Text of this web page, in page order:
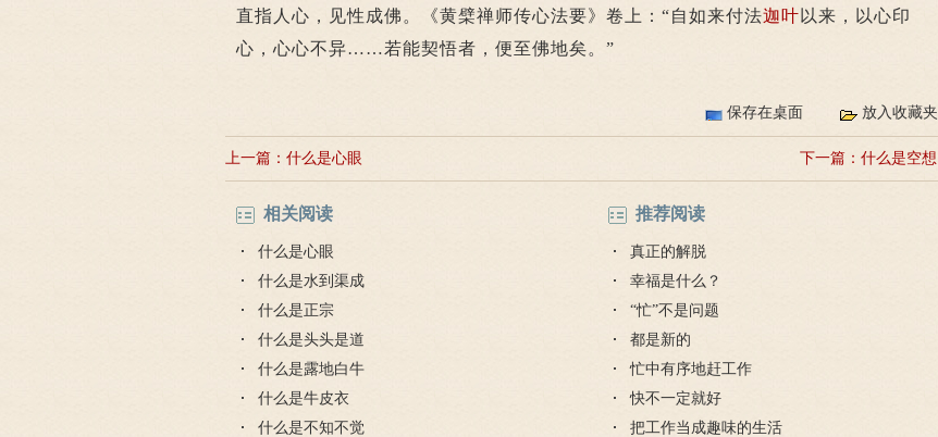
直指人心，见性成佛。《黄檗禅师传心法要》卷上：“自如来付法迦叶 以来，以心印
心，心心不异……若能契悟者，便至佛地矣。”
保存在桌面 放入收藏夹
上一篇： 什么是心眼 下一篇： 什么是空想
相关阅读
什么是心眼
什么是水到渠成
什么是正宗
什么是头头是道
什么是露地白牛
什么是牛皮衣
什么是不知不觉
推荐阅读
真正的解脱
幸福是什么？
“忙”不是问题
都是新的
忙中有序地赶工作
快不一定就好
把工作当成趣味的生活